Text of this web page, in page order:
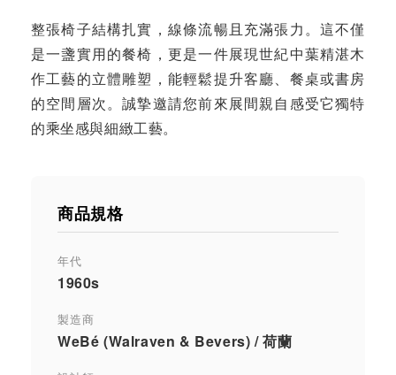
整張椅子結構扎實，線條流暢且充滿張力。這不僅
是一盞實用的餐椅，更是一件展現世紀中葉精湛木
作工藝的立體雕塑，能輕鬆提升客廳、餐桌或書房
的空間層次。誠摯邀請您前來展間親自感受它獨特
的乘坐感與細緻工藝。
商品規格
年代
1960s
製造商
WeBé (Walraven & Bevers) / 荷蘭